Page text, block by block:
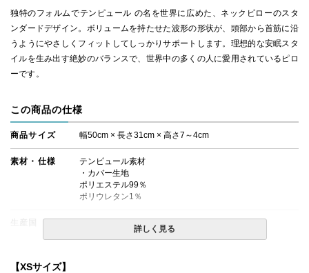
独特のフォルムでテンピュール の名を世界に広めた、ネックピローのスタ
ンダードデザイン。ボリュームを持たせた波形の形状が、頭部から首筋に沿
うようにやさしくフィットしてしっかりサポートします。理想的な安眠スタ
イルを生み出す絶妙のバランスで、世界中の多くの人に愛用されているピロ
ーです。
この商品の仕様
商品サイズ 幅50cm × 長さ31cm × 高さ7～4cm
素材・仕様
テンピュール素材
・カバー生地
ポリエステル99％
ポリウレタン1％
デンマーク
詳しく見る
【XSサイズ】